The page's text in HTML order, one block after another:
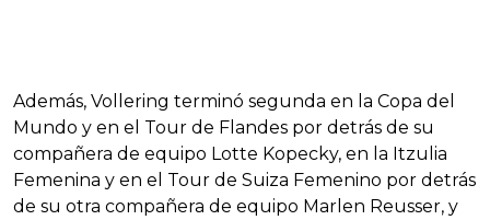
Además, Vollering terminó segunda en la Copa del
Mundo y en el Tour de Flandes por detrás de su
compañera de equipo Lotte Kopecky, en la Itzulia
Femenina y en el Tour de Suiza Femenino por detrás
de su otra compañera de equipo Marlen Reusser, y